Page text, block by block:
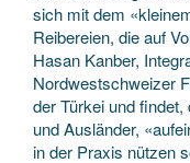
sich mit dem
Reibereien, die auf
Hasan Kanber,
Nordwestschweizer
der Türkei und
und Ausländer,
in der Praxis nützen